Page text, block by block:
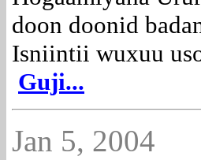
doon doonid
Isniintii wuxuu
Guji...
Jan 5, 2004